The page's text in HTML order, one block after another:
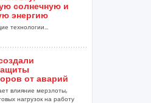
солнечную и
энергию
технологии...
от аварий
влияние мерзлоты,
нагрузок на работу